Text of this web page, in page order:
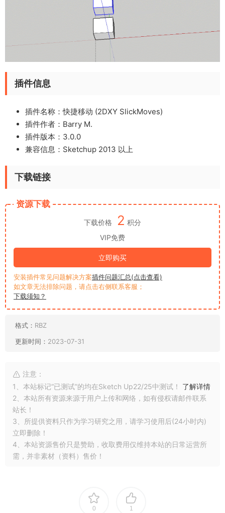
插件信息
插件名称：快捷移动 (2DXY SlickMoves)
插件作者：Barry M.
插件版本：3.0.0
兼容信息：Sketchup 2013 以上
下载链接
资源下载
下载价格 2 积分
VIP免费
立即购买
安装插件常见问题解决方案插件问题汇总(点击查看)
如文章无法排除问题，请点击右侧联系客服；
下载须知？
格式： RBZ
更新时间： 2023-07-31
注意：
1、本站标记“已测试”的均在Sketch Up22/25中测试！ 了解详情
2、本站所有资源来源于用户上传和网络，如有侵权请邮件联系
站长！
3、所提供资料只作为学习研究之用，请学习使用后(24小时内)
立即删除！
4、本站资源售价只是赞助，收取费用仅维持本站的日常运营所
需，并非素材（资料）售价！
0 1